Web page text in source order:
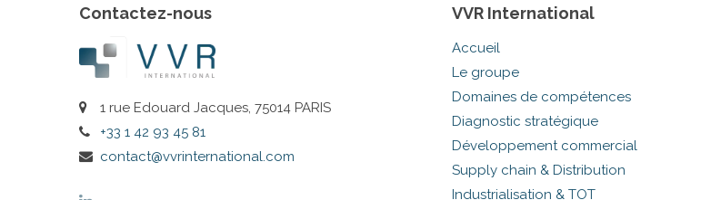
Contactez-nous
1 rue Edouard Jacques, 75014 PARIS
+33 1 42 93 45 81
contact@vvrinternational.com
VVR International
Accueil
Le groupe
Domaines de compétences
Diagnostic stratégique
Développement commercial
Supply chain & Distribution
Industrialisation & TOT